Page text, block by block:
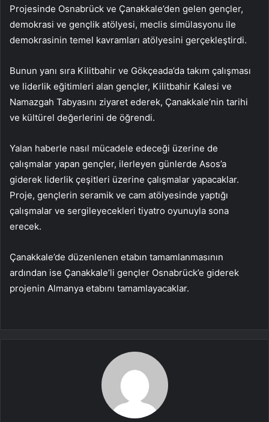
Projesinde Osnabrück ve Çanakkale’den gelen gençler,
demokrasi ve gençlik atölyesi, meclis simülasyonu ile
demokrasinin temel kavramları atölyesini gerçekleştirdi.
Bunun yanı sıra Kilitbahir ve Gökçeada’da takım çalışması
ve liderlik eğitimleri alan gençler, Kilitbahir Kalesi ve
Namazgah Tabyasını ziyaret ederek, Çanakkale’nin tarihi
ve kültürel değerlerini de öğrendi.
Yalan haberle nasıl mücadele edeceği üzerine de
çalışmalar yapan gençler, ilerleyen günlerde Asos’a
giderek liderlik çeşitleri üzerine çalışmalar yapacaklar.
Proje, gençlerin seramik ve cam atölyesinde yaptığı
çalışmalar ve sergileyecekleri tiyatro oyunuyla sona
erecek.
Çanakkale’de düzenlenen etabın tamamlanmasının
ardından ise Çanakkale’li gençler Osnabrück’e giderek
projenin Almanya etabını tamamlayacaklar.